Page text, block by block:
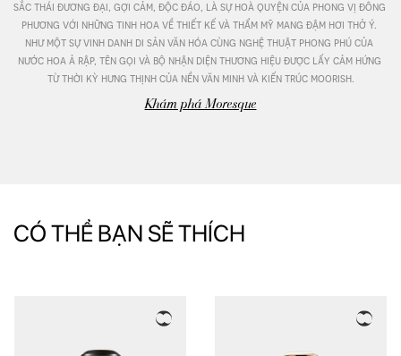
sắc thái đương đại, gợi cảm, độc đáo, là sự hoà quyện của phong vị đông
phương với những tinh hoa về thiết kế và thẩm mỹ mang đậm hơi thở ý.
như một sự vinh danh di sản văn hóa cùng nghệ thuật phong phú của
nước hoa ả rập, tên gọi và bộ nhận diện thương hiệu được lấy cảm hứng
từ thời kỳ hưng thịnh của nền văn minh và kiến trúc moorish.
Khám phá Moresque
CÓ THỂ BẠN SẼ THÍCH